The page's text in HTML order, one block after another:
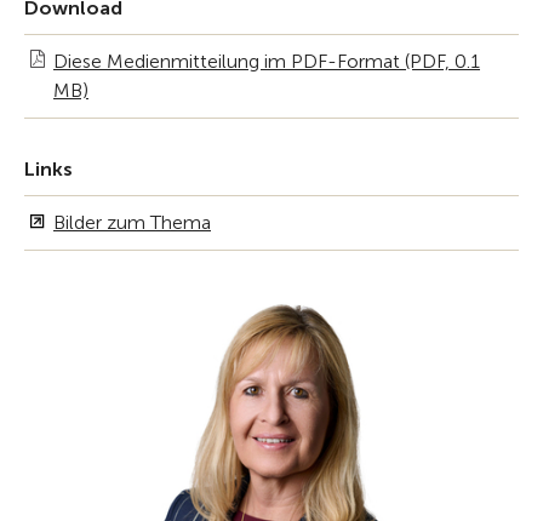
Download
Diese Medienmitteilung im PDF-Format (PDF, 0.1
MB)
Links
Bilder zum Thema